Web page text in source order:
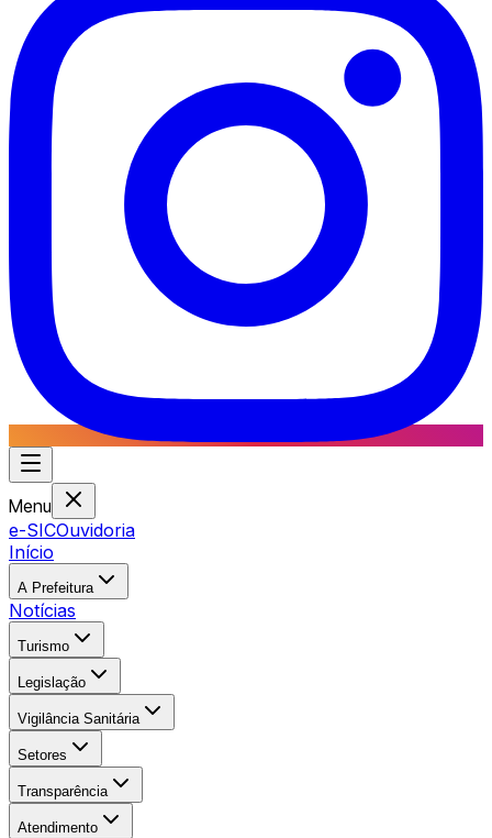
Menu
e-SICOuvidoria
Início
A Prefeitura
Notícias
Turismo
Legislação
Vigilância Sanitária
Setores
Transparência
Atendimento